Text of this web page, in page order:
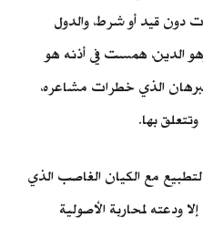
دون قيد أو شرط، والدول
الدين، همست في أذنه هو
الذي خطرات مشاعره،
بها.
مع الكيان الغاصب الذي
ودعته لمحاربة الأصولية